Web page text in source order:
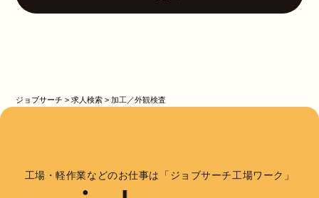
ジョブサーチ >求人検索 >加工／外観検査
工場・軽作業などのお仕事は「ジョブサーチ工場ワーク」